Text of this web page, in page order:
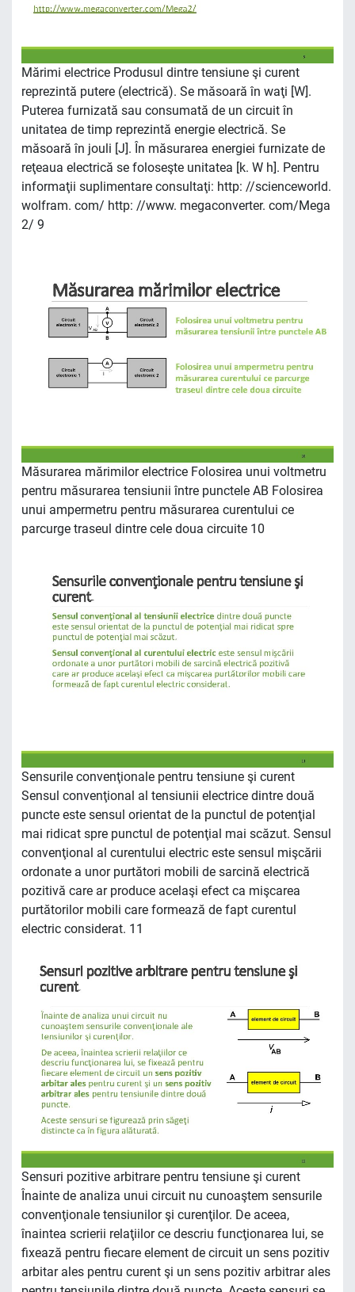
Mărimi electrice Produsul dintre tensiune şi curent
reprezintă putere (electrică). Se măsoară în waţi [W].
Puterea furnizată sau consumată de un circuit în
unitatea de timp reprezintă energie electrică. Se
măsoară în jouli [J]. În măsurarea energiei furnizate de
reţeaua electrică se foloseşte unitatea [k. W h]. Pentru
informaţii suplimentare consultaţi: http: //scienceworld.
wolfram. com/ http: //www. megaconverter. com/Mega
2/ 9
Măsurarea mărimilor electrice Folosirea unui voltmetru
pentru măsurarea tensiunii între punctele AB Folosirea
unui ampermetru pentru măsurarea curentului ce
parcurge traseul dintre cele doua circuite 10
Sensurile convenţionale pentru tensiune şi curent
Sensul convenţional al tensiunii electrice dintre două
puncte este sensul orientat de la punctul de potenţial
mai ridicat spre punctul de potenţial mai scăzut. Sensul
convenţional al curentului electric este sensul mişcării
ordonate a unor purtători mobili de sarcină electrică
pozitivă care ar produce acelaşi efect ca mişcarea
purtătorilor mobili care formează de fapt curentul
electric considerat. 11
Sensuri pozitive arbitrare pentru tensiune şi curent
Înainte de analiza unui circuit nu cunoaştem sensurile
convenţionale tensiunilor şi curenţilor. De aceea,
înaintea scrierii relaţiilor ce descriu funcţionarea lui, se
fixează pentru fiecare element de circuit un sens pozitiv
arbitar ales pentru curent şi un sens pozitiv arbitrar ales